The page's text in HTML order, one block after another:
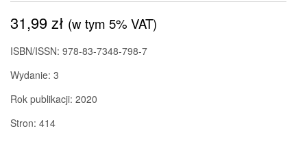
31,99zł (w tym 5% VAT)
ISBN/ISSN: 978-83-7348-798-7
Wydanie: 3
Rok publikacji: 2020
Stron: 414